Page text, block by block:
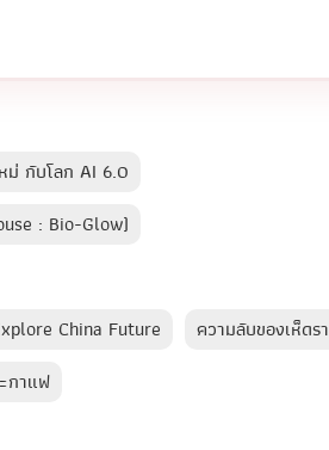
ม่ กับโลก AI 6.0
: Bio-Glow)
China Future
ความลับของเห็ดรา
กาแฟ